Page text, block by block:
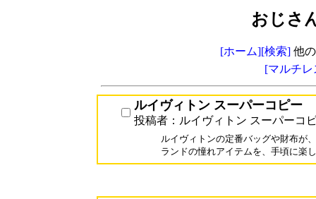
おじさ
[ホーム][検索]他
[マルチ
ルイヴィトン スーパーコピー
投稿者：ルイヴィトン スーパーコ
ルイヴィトンの定番バッグや財布が